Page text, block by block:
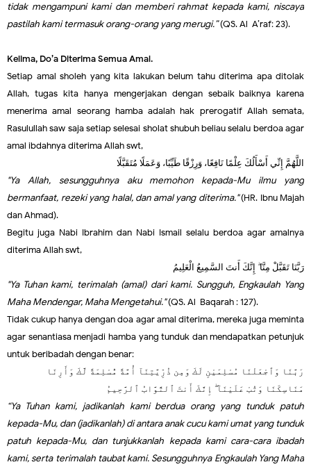
tidak mengampuni kami dan memberi rahmat kepada kami, niscaya
pastilah kami termasuk orang-orang yang merugi.”(QS. Al-A’raf: 23).
Kelima, Do’a Diterima Semua Amal.
Setiap amal sholeh yang kita lakukan belum tahu diterima apa ditolak
Allah, tugas kita hanya mengerjakan dengan sebaik-baiknya karena
menerima amal seorang hamba adalah hak prerogatif Allah semata,
Rasulullah saw saja setiap selesai sholat shubuh beliau selalu berdoa agar
amal ibdahnya diterima Allah swt,
اللَّهُمَّ إِنِّي أَسْأَلُكَ عِلْمًا نَافِعًا، وَرِزْقًا طَيِّبًا، وَعَمَلًا مُتَقَبَّلًا
"Ya Allah, sesungguhnya aku memohon kepada-Mu ilmu yang
bermanfaat, rezeki yang halal, dan amal yang diterima."(HR. Ibnu Majah
dan Ahmad).
Begitu juga Nabi Ibrahim dan Nabi Ismail selalu berdoa agar amalnya
diterima Allah swt,
رَبَّنَا تَقَبَّلْ مِنَّا ۖ إِنَّكَ أَنتَ السَّمِيعُ الْعَلِيمُ
"Ya Tuhan kami, terimalah (amal) dari kami. Sungguh, Engkaulah Yang
Maha Mendengar, Maha Mengetahui."(QS. Al-Baqarah : 127).
Tidak cukup hanya dengan doa agar amal diterima, mereka juga meminta
agar senantiasa menjadi hamba yang tunduk dan mendapatkan petunjuk
untuk beribadah dengan benar:
رَبَّنَا وَٱجْعَلْنَا مُسْلِمَيْنِ لَكَ وَمِن ذُرِّيَّتِنَآ أُمَّةً مُّسْلِمَةً لَّكَ وَأَرِنَا
مَنَاسِكَنَا وَتُبْ عَلَيْنَآ ۖ إِنَّكَ أَنتَ ٱلتَّوَّابُ ٱلرَّحِيمُ
“Ya Tuhan kami, jadikanlah kami berdua orang yang tunduk patuh
kepada-Mu, dan (jadikanlah) di antara anak cucu kami umat yang tunduk
patuh kepada-Mu, dan tunjukkanlah kepada kami cara-cara ibadah
kami, serta terimalah taubat kami. Sesungguhnya Engkaulah Yang Maha